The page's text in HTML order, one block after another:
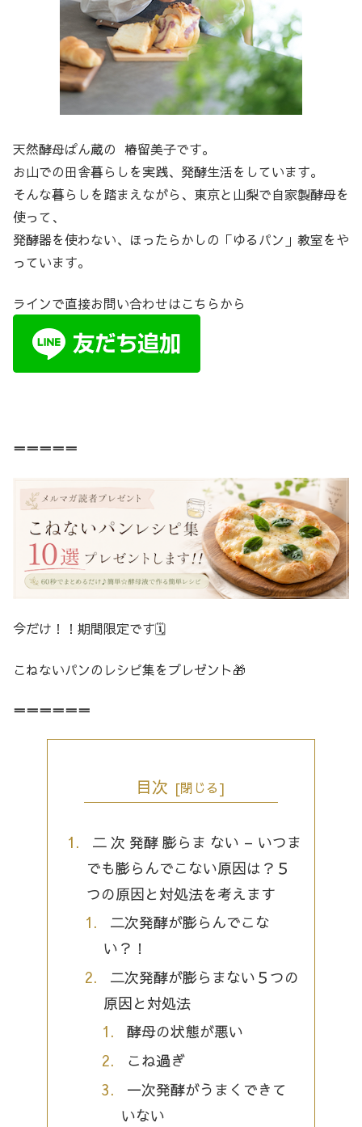
天然酵母ぱん蔵の 椿留美子です。
お山での田舎暮らしを実践、発酵生活をしています。
そんな暮らしを踏まえながら、東京と山梨で自家製酵母を
使って、
発酵器を使わない、ほったらかしの「ゆるパン」教室をや
っています。
ラインで直接お問い合わせはこちらから
＝＝＝＝＝
今だけ！！期間限定です🗓️
こねないパンのレシピ集をプレゼント🎁
＝＝＝＝＝＝
目次
二 次 発酵 膨らま ない – いつま
でも膨らんでこない原因は？５
つの原因と対処法を考えます
二次発酵が膨らんでこな
い？！
二次発酵が膨らまない５つの
原因と対処法
酵母の状態が悪い
こね過ぎ
一次発酵がうまくできて
いない